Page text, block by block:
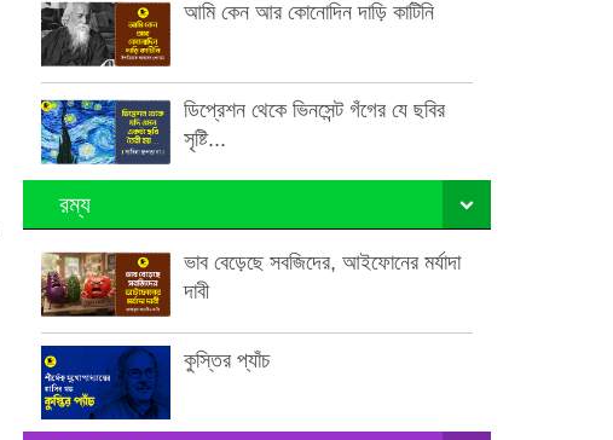
আমি কেন আর কোনোদিন দাড়ি কাটিনি
ডিপ্রেশন থেকে ভিনসেন্ট গঁগের যে ছবির
সৃষ্টি...
রম্য
ভাব বেড়েছে সবজিদের, আইফোনের মর্যাদা
দাবী
কুস্তির প্যাঁচ